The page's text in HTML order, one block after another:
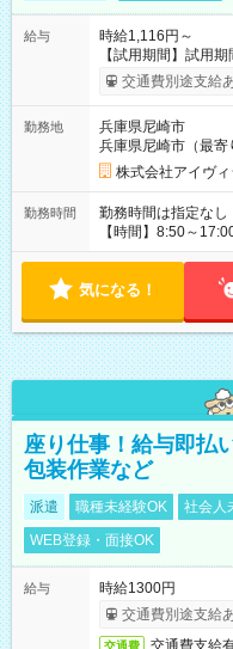
給与
時給1,116円～
【試用期間】試用期
交通費別途支給
勤務地
兵庫県尼崎市
兵庫県尼崎市（最寄
株式会社アイヴィ
勤務時間
勤務時間は指定なし
【時間】8:50～
※1日5時間から7時
(交付)のみ受付して
気になる！
座り仕事！給与即払
包装作業など
派遣 職種未経験OK 社会人
WEB登録・面接OK
給与
時給1300円
交通費別途支給
交通費 交通費支給